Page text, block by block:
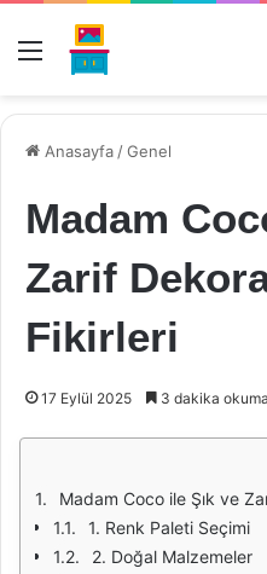
Menü
Anasayfa /Genel
Madam
Zarif
Fikirleri
17 Eylül 2025 3 dakika
Madam Coco ile Şık ve
1. Renk Paleti Seçimi
2. Doğal Malzemeler